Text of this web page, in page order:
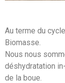
Au terme du
Biomasse.
Nous nous
déshydratation
de la boue.